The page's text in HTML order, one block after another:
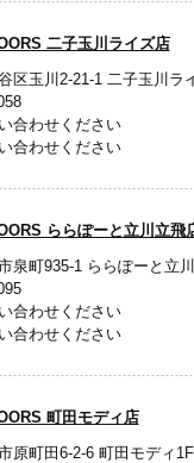
二子玉川ライズ店
区玉川2-21-1 二子玉川ラ
合わせください
合わせください
ららぽーと立川立飛
泉町935-1 ららぽーと立
合わせください
合わせください
町田モディ店
原町田6-2-6 町田モディ1F